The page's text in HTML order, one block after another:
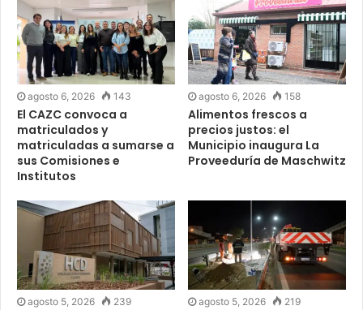
agosto 6, 2026 143
El CAZC convoca a
matriculados y
matriculadas a sumarse a
sus Comisiones e
Institutos
agosto 6, 2026 158
Alimentos frescos a
precios justos: el
Municipio inaugura La
Proveeduría de Maschwitz
agosto 5, 2026 239 agosto 5, 2026 219